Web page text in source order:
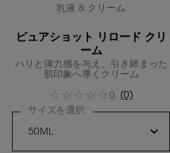
乳液 & クリーム
ピュアショット リロード クリ
ーム
ハリと弾力感を与え、引き締まった
肌印象へ導くクリーム
0
(0)
サイズを選択